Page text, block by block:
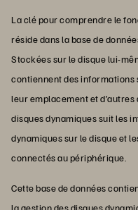
La clé pour comprendre le
réside dans la base de
Stockées sur le disque lui-
contiennent des informations
leur emplacement et
disques dynamiques suit les
dynamiques sur le disque et
connectés au périphérique.
Cette base de données